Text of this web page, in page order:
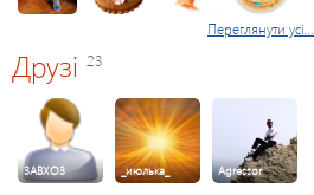
Переглянути усі...
Друзі 23
3ABXO3 _июлька_ Agressor